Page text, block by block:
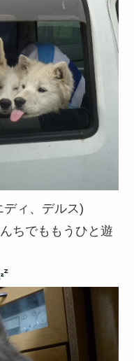
ィ、デルス)
ちでももうひと遊